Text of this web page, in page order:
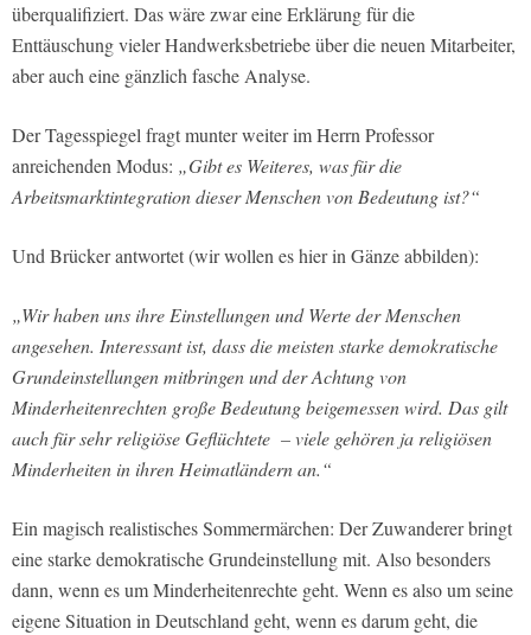
überqualifiziert. Das wäre zwar eine Erklärung für die
Enttäuschung vieler Handwerksbetriebe über die neuen Mitarbeiter,
aber auch eine gänzlich fasche Analyse.
Der Tagesspiegel fragt munter weiter im Herrn Professor
anreichenden Modus: „Gibt es Weiteres, was für die
Arbeitsmarktintegration dieser Menschen von Bedeutung ist?“
Und Brücker antwortet (wir wollen es hier in Gänze abbilden):
„Wir haben uns ihre Einstellungen und Werte der Menschen
angesehen. Interessant ist, dass die meisten starke demokratische
Grundeinstellungen mitbringen und der Achtung von
Minderheitenrechten große Bedeutung beigemessen wird. Das gilt
auch für sehr religiöse Geflüchtete – viele gehören ja religiösen
Minderheiten in ihren Heimatländern an.“
Ein magisch realistisches Sommermärchen: Der Zuwanderer bringt
eine starke demokratische Grundeinstellung mit. Also besonders
dann, wenn es um Minderheitenrechte geht. Wenn es also um seine
eigene Situation in Deutschland geht, wenn es darum geht, die